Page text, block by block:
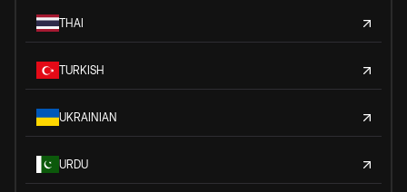
THAI
TURKISH
UKRAINIAN
URDU